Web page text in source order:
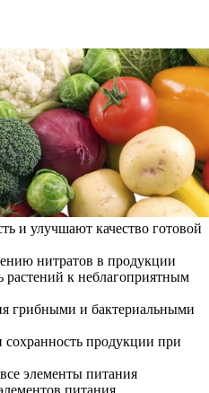
и улучшают качество готовой
нитратов в продукции
к неблагоприятным
грибными и бактериальными
сохранность продукции при
элементы питания
питания